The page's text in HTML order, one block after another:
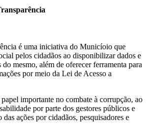
é uma iniciativa do Municíoio que
pelos cidadãos ao disponibilizar dados e
mesmo, além de oferecer ferramenta para
por meio da Lei de Acesso a
importante no combate à corrupção, ao
por parte dos gestores públicos e
ações por cidadãos, pesquisadores e